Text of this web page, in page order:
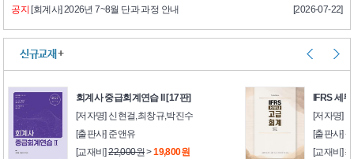
공지 [회계사] 2026년 7~8월 단과 과정 안내 [2026-07-22]
신규교재+
회계사 중급회계연습 II [17판]
[저자명] 신현걸,최창규,박진수
[출판사] 준앤유
[교재비]22,000원>19,800원
IFRS 세
[저자명]
[출판사]
[교재비]